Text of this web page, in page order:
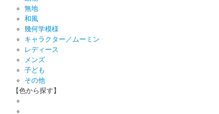
無地
和風
幾何学模様
キャラクター／ムーミン
レディース
メンズ
子ども
その他
【色から探す】